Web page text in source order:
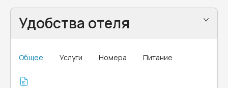
Удобства отеля
Общее Услуги Номера Питание